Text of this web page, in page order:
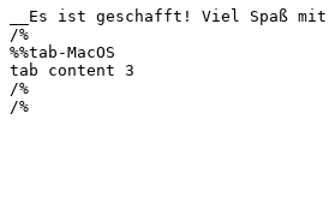
__Es ist geschafft! Viel Spaß mit
/%
%%tab-MacOS
tab content 3
/%
/%